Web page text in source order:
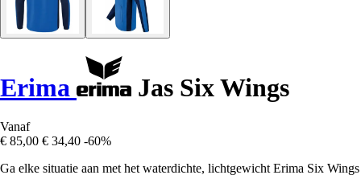
Erima Jas Six Wings
Vanaf
€ 85,00 € 34,40 -60%
Ga elke situatie aan met het waterdichte, lichtgewicht Erima Six Wings